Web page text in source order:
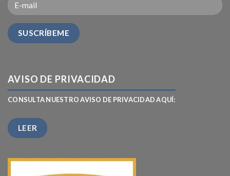
AVISO DE PRIVACIDAD
CONSULTA NUESTRO AVISO DE PRIVACIDAD AQUÍ:
LEER